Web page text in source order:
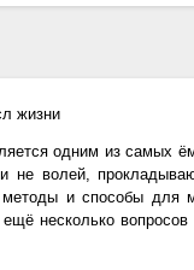
жизни
одним из самых
не волей,
и способы для
несколько